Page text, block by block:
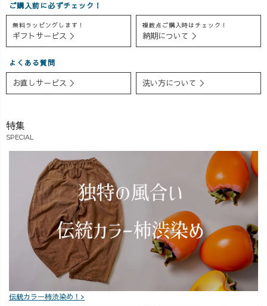
ご購入前に必ずチェック！
無料ラッピングします！
ギフトサービス ＞
複数点ご購入時はチェック！
納期について ＞
よくある質問
お直しサービス ＞ 洗い方について ＞
特集
SPECIAL
伝統カラー柿渋染め！>